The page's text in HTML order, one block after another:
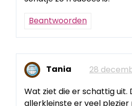
Beantwoorden
Tania
28
Wat ziet die er schattig uit.
allerkleinste er veel plezier